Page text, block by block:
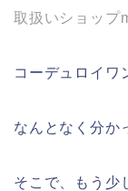
取扱いショップ
コーデュロイワ
なんとなく分か
そこで、もう少